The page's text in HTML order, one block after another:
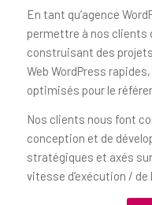
En tant qu’agence
permettre à nos clients
construisant des
Web WordPress
optimisés pour le
Nos clients nous font
conception et de
stratégiques et axés
vitesse d’exécution /